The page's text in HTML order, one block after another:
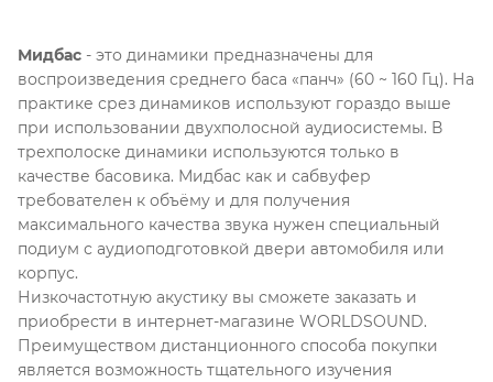
Мидбас - это динамики предназначены для
воспроизведения среднего баса «панч» (60 ~ 160 Гц). На
практике срез динамиков используют гораздо выше
при использовании двухполосной аудиосистемы. В
трехполоске динамики используются только в
качестве басовика. Мидбас как и сабвуфер
требователен к объёму и для получения
максимального качества звука нужен специальный
подиум с аудиоподготовкой двери автомобиля или
корпус.
Низкочастотную акустику вы сможете заказать и
приобрести в интернет-магазине WORLDSOUND.
Преимуществом дистанционного способа покупки
является возможность тщательного изучения